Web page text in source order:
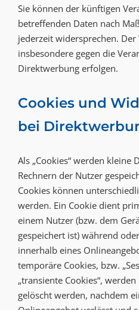
Sie können der künftigen
betreffenden Daten nach
jederzeit widersprechen.
insbesondere gegen die
Direktwerbung erfolgen.
Cookies und
bei
Als „Cookies“ werden kleine
Rechnern der Nutzer
Cookies können
werden. Ein Cookie dient
einem Nutzer (bzw. dem
gespeichert ist) während
innerhalb eines
temporäre Cookies, bzw.
„transiente Cookies“,
gelöscht werden, nachdem